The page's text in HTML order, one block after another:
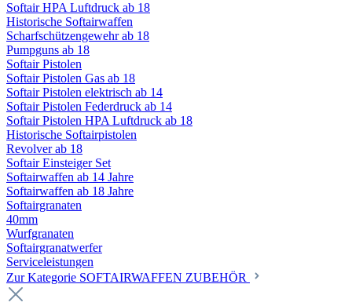
Softair HPA Luftdruck ab 18
Historische Softairwaffen
Scharfschützengewehr ab 18
Pumpguns ab 18
Softair Pistolen
Softair Pistolen Gas ab 18
Softair Pistolen elektrisch ab 14
Softair Pistolen Federdruck ab 14
Softair Pistolen HPA Luftdruck ab 18
Historische Softairpistolen
Revolver ab 18
Softair Einsteiger Set
Softairwaffen ab 14 Jahre
Softairwaffen ab 18 Jahre
Softairgranaten
40mm
Wurfgranaten
Softairgranatwerfer
Serviceleistungen
Zur Kategorie SOFTAIRWAFFEN ZUBEHÖR